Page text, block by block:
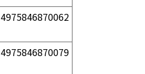
4975846870062
4975846870079